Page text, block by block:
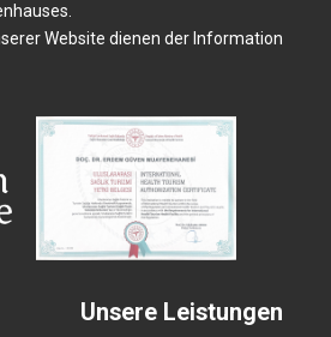
Website dienen der Information
Unsere Leistungen